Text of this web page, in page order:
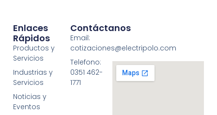
Enlaces
Rápidos
Productos y
Servicios
Industrias y
Servicios
Noticias y
Eventos
Contáctanos
Email:
cotizaciones@electripolo.com
Telefono:
0351 462-
1771